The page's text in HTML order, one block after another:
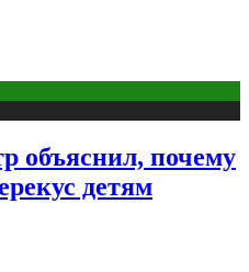
объяснил, почему
детям